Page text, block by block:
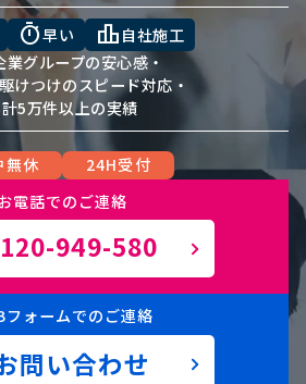
timer早い leaderboard 自社施工
業グループの安心感・
けつけのスピード対応・
5万件以上の実績
無休
24H受付
電話でのご連絡
949-580
フォームでのご連絡
問い合わせ